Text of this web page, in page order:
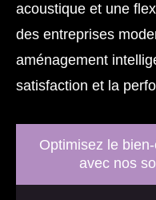
acoustique et une
des entreprises
aménagement
satisfaction et la
Optimisez le
avec nos